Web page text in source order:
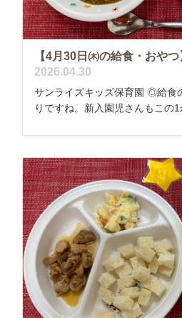
【4月30日㈭の給食・おやつ
2026.04.30
サンライズキッズ保育園 ◎給食
りですね。新入園児さんもこの1